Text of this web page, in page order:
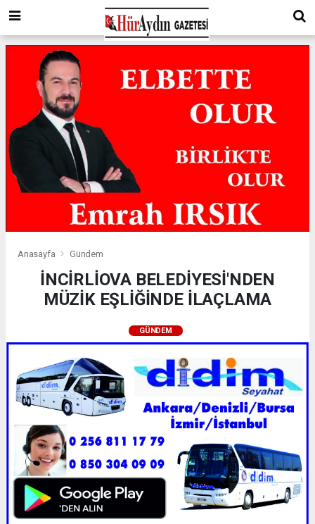
Anasayfa Gündem
İNCİRLİOVA BELEDİYESİ'NDEN
MÜZİK EŞLİĞİNDE İLAÇLAMA
GÜNDEM